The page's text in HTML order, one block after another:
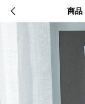
商品